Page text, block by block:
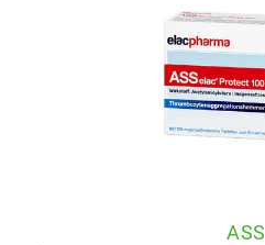
ASS